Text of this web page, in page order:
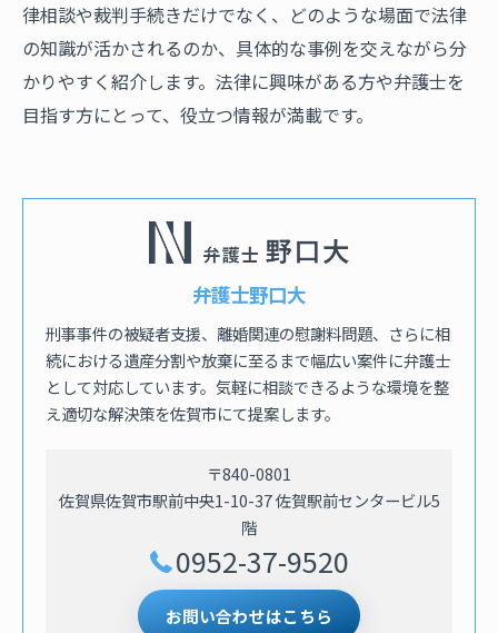
律相談や裁判手続きだけでなく、どのような場面で法律
の知識が活かされるのか、具体的な事例を交えながら分
かりやすく紹介します。法律に興味がある方や弁護士を
目指す方にとって、役立つ情報が満載です。
弁護士野口大
刑事事件の被疑者支援、離婚関連の慰謝料問題、さらに相
続における遺産分割や放棄に至るまで幅広い案件に弁護士
として対応しています。気軽に相談できるような環境を整
え適切な解決策を佐賀市にて提案します。
〒840-0801
佐賀県佐賀市駅前中央1-10-37 佐賀駅前センタービル5
階
0952-37-9520
お問い合わせはこちら